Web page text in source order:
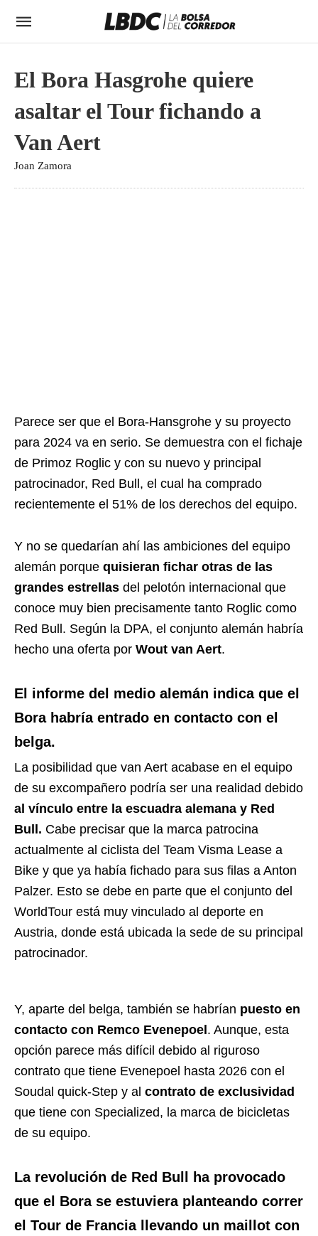
El Bora Hasgrohe quiere
asaltar el Tour fichando a
Van Aert
Joan Zamora
Parece ser que el Bora-Hansgrohe y su proyecto
para 2024 va en serio. Se demuestra con el fichaje
de Primoz Roglic y con su nuevo y principal
patrocinador, Red Bull, el cual ha comprado
recientemente el 51% de los derechos del equipo.
Y no se quedarían ahí las ambiciones del equipo
alemán porque quisieran fichar otras de las
grandes estrellas del pelotón internacional que
conoce muy bien precisamente tanto Roglic como
Red Bull. Según la DPA, el conjunto alemán habría
hecho una oferta por Wout van Aert.
El informe del medio alemán indica que el
Bora habría entrado en contacto con el
belga.
La posibilidad que van Aert acabase en el equipo
de su excompañero podría ser una realidad debido
al vínculo entre la escuadra alemana y Red
Bull. Cabe precisar que la marca patrocina
actualmente al ciclista del Team Visma Lease a
Bike y que ya había fichado para sus filas a Anton
Palzer. Esto se debe en parte que el conjunto del
WorldTour está muy vinculado al deporte en
Austria, donde está ubicada la sede de su principal
patrocinador.
Y, aparte del belga, también se habrían puesto en
contacto con Remco Evenepoel . Aunque, esta
opción parece más difícil debido al riguroso
contrato que tiene Evenepoel hasta 2026 con el
Soudal quick-Step y al contrato de exclusividad
que tiene con Specialized, la marca de bicicletas
de su equipo.
La revolución de Red Bull ha provocado
que el Bora se estuviera planteando correr
el Tour de Francia llevando un maillot con